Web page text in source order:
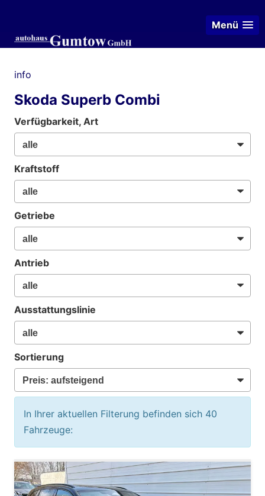
Menü
info
Skoda Superb Combi
Verfügbarkeit, Art
Kraftstoff
Getriebe
Antrieb
Ausstattungslinie
Sortierung
In Ihrer aktuellen Filterung befinden sich 40
Fahrzeuge: